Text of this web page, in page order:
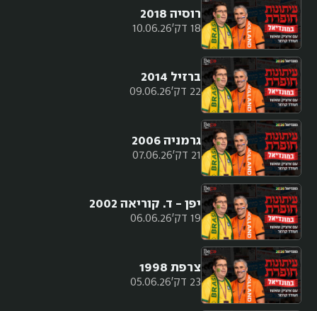
18 דק' 10.06.26
רוסיה 2018
22 דק' 09.06.26
ברזיל 2014
21 דק' 07.06.26
גרמניה 2006
19 דק' 06.06.26
יפן - ד. קוריאה 2002
23 דק' 05.06.26
צרפת 1998